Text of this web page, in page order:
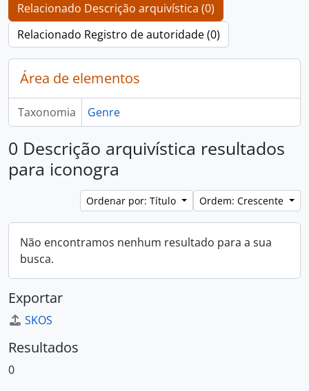
Relacionado Descrição arquivística (0)
Relacionado Registro de autoridade (0)
Área de elementos
Taxonomia Genre
0 Descrição arquivística resultados
para iconogra
Ordenar por: Título Ordem: Crescente
Não encontramos nenhum resultado para a sua
busca.
Exportar
SKOS
Resultados
0